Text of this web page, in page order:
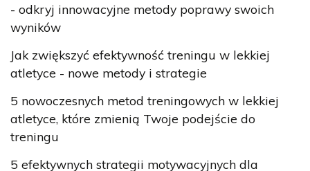
- odkryj innowacyjne metody poprawy swoich
wyników
Jak zwiększyć efektywność treningu w lekkiej
atletyce - nowe metody i strategie
5 nowoczesnych metod treningowych w lekkiej
atletyce, które zmienią Twoje podejście do
treningu
5 efektywnych strategii motywacyjnych dla